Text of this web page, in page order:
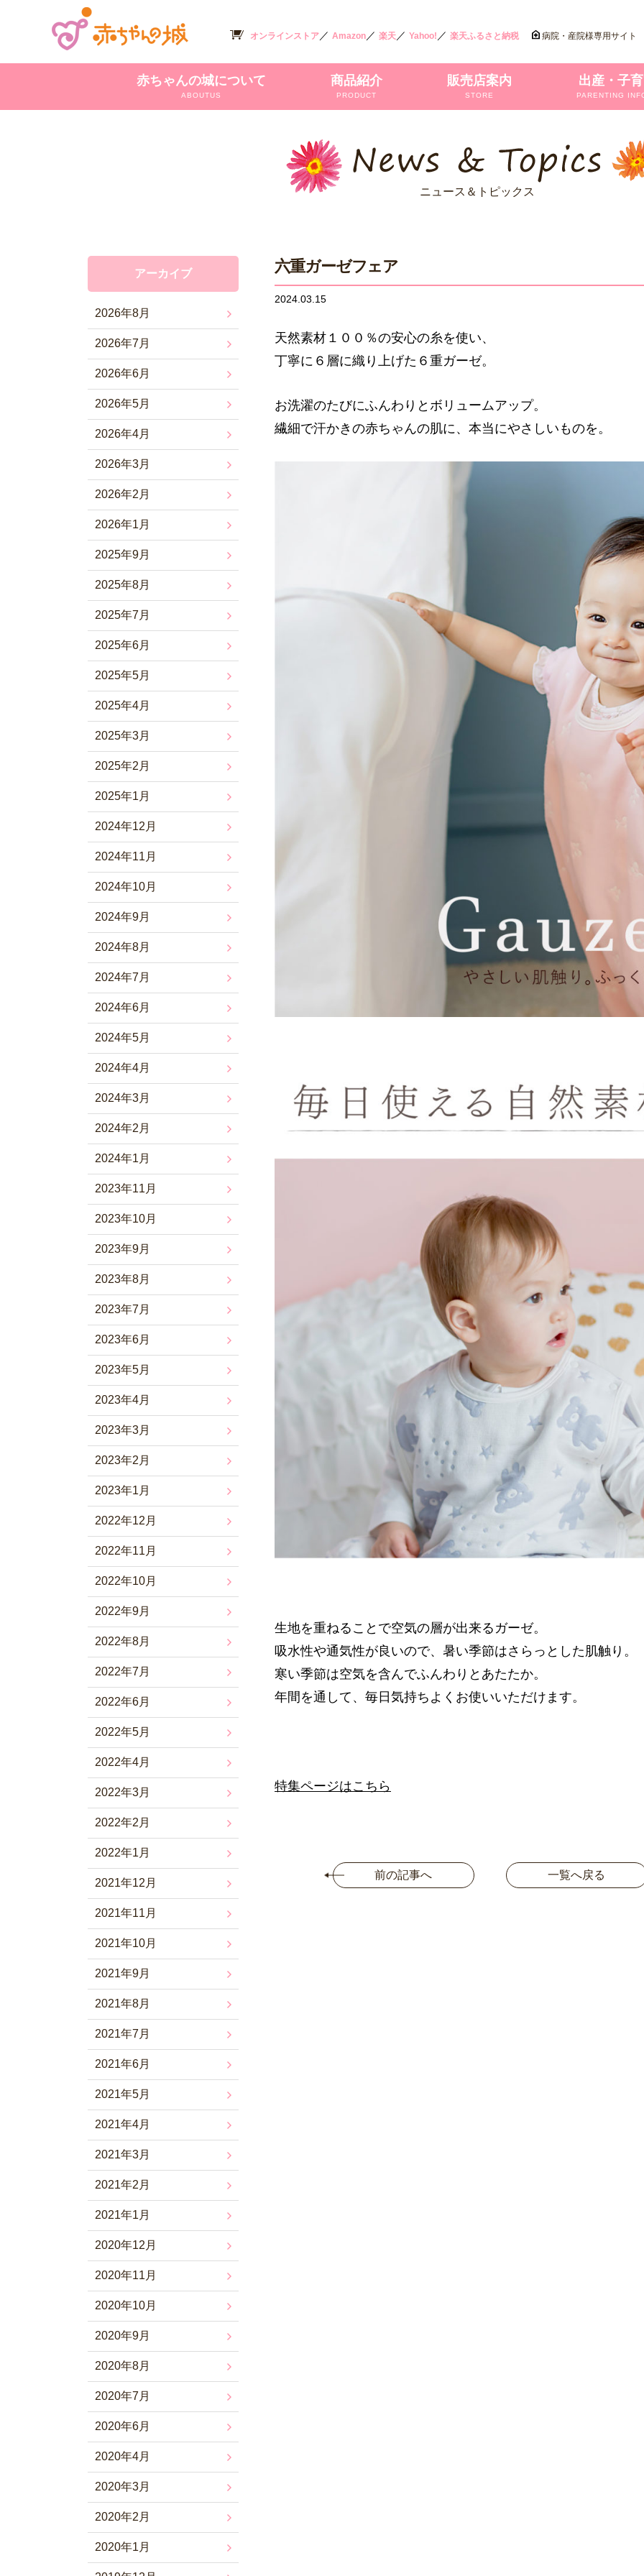
オンラインストア／ Amazon／ 楽天／ Yahoo! ／ 楽天ふるさと納税 病院・産院様専用サイト
赤ちゃんの城について
ABOUTUS
商品紹介
PRODUCT
販売店案内
STORE
出産・子
PARENTING
ニュース＆トピックス
六重ガーゼフェア
2024.03.15
天然素材１００％の安心の糸を使い、
丁寧に６層に織り上げた６重ガーゼ。
お洗濯のたびにふんわりとボリュームアップ。
繊細で汗かきの赤ちゃんの肌に、本当にやさしいものを。
生地を重ねることで空気の層が出来るガーゼ。
吸水性や通気性が良いので、暑い季節はさらっとした肌触り。
寒い季節は空気を含んでふんわりとあたたか。
年間を通して、毎日気持ちよくお使いいただけます。
特集ページはこちら
前の記事へ 一覧へ戻る
アーカイブ
2026年8月
2026年7月
2026年6月
2026年5月
2026年4月
2026年3月
2026年2月
2026年1月
2025年9月
2025年8月
2025年7月
2025年6月
2025年5月
2025年4月
2025年3月
2025年2月
2025年1月
2024年12月
2024年11月
2024年10月
2024年9月
2024年8月
2024年7月
2024年6月
2024年5月
2024年4月
2024年3月
2024年2月
2024年1月
2023年11月
2023年10月
2023年9月
2023年8月
2023年7月
2023年6月
2023年5月
2023年4月
2023年3月
2023年2月
2023年1月
2022年12月
2022年11月
2022年10月
2022年9月
2022年8月
2022年7月
2022年6月
2022年5月
2022年4月
2022年3月
2022年2月
2022年1月
2021年12月
2021年11月
2021年10月
2021年9月
2021年8月
2021年7月
2021年6月
2021年5月
2021年4月
2021年3月
2021年2月
2021年1月
2020年12月
2020年11月
2020年10月
2020年9月
2020年8月
2020年7月
2020年6月
2020年4月
2020年3月
2020年2月
2020年1月